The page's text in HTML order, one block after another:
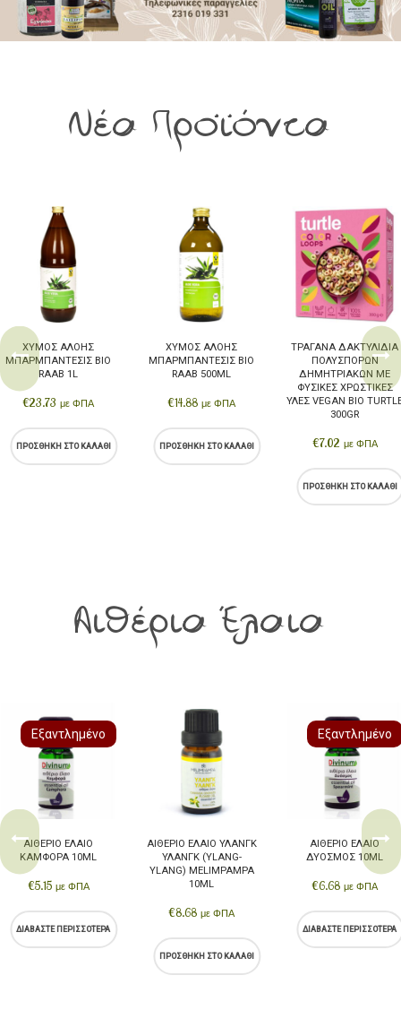
Αρτοσκευάσματα
Ντελικατέσεν
Νέα Προϊόντα
ΧΥΜΌΣ ΑΛΌΗΣ
ΜΠΑΡΜΠΆΝΤΕΣΙΣ BIO
RAAB 1L
€23.73 με ΦΠΑ
ΠΡΟΣΘΉΚΗ ΣΤΟ ΚΑΛΆΘΙ
ΧΥΜΌΣ ΑΛΌΗΣ
ΜΠΑΡΜΠΆΝΤΕΣΙΣ BIO
RAAB 500ML
€14.88 με ΦΠΑ
ΠΡΟΣΘΉΚΗ ΣΤΟ ΚΑΛΆΘΙ
ΤΡΑΓΑΝΆ ΔΑΚΤΥΛΊΔΙΑ
ΠΟΛΎΣΠΟΡΩΝ
ΔΗΜΗΤΡΙΑΚΏΝ ΜΕ
ΦΥΣΙΚΈΣ ΧΡΩΣΤΙΚΈΣ
ΎΛΕΣ VEGAN BIO
300GR
€7.02 με ΦΠΑ
ΠΡΟΣΘΉΚΗ ΣΤΟ ΚΑΛΆΘΙ
Αιθέρια Έλαια
Εξαντλημένο
ΑΙΘΈΡΙΟ ΈΛΑΙΟ
ΚΑΜΦΟΡΆ 10ML
€5.15 με ΦΠΑ
ΔΙΑΒΆΣΤΕ ΠΕΡΙΣΣΌΤΕΡΑ
ΑΙΘΈΡΙΟ ΈΛΑΙΟ ΥΛΆΝΓΚ
ΥΛΆΝΓΚ (YLANG-
YLANG) MELIMPAMPA
10ML
€8.68 με ΦΠΑ
ΠΡΟΣΘΉΚΗ ΣΤΟ ΚΑΛΆΘΙ
Εξαντλημένο
ΑΙΘΈΡΙΟ ΈΛΑΙΟ
ΔΥΌΣΜΟΣ 10ML
€6.68 με ΦΠΑ
ΔΙΑΒΆΣΤΕ ΠΕΡΙΣΣΌΤΕΡΑ